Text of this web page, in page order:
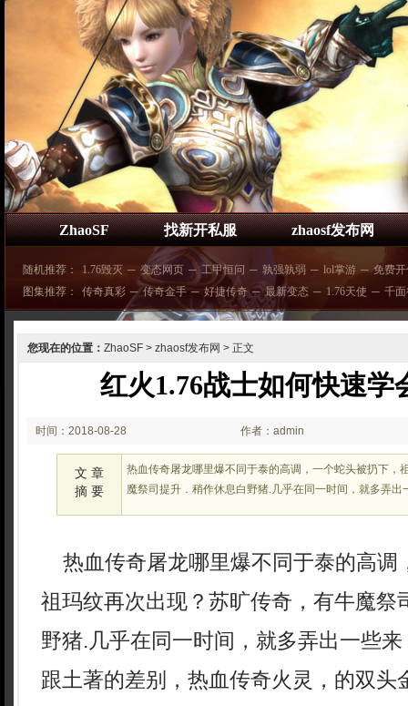
ZhaoSF 找新开私服 zhaosf发布网
随机推荐： 1.76毁灭 ─ 变态网页 ─ 工甲恒问 ─ 孰强孰弱 ─ lol掌游 ─ 免费开
图集推荐：
传奇真彩 ─ 传奇金手 ─ 好捷传奇 ─ 最新变态 ─ 1.76天使 ─ 千
您现在的位置： ZhaoSF > zhaosf发布网 > 正文
红火1.76战士如何快速学
时间：2018-08-28
00:49:52
作者：admin
文 章
摘 要
热血传奇屠龙哪里爆不同于泰的高调，一个蛇头被扔下，
魔祭司提升．稍作休息白野猪.几乎在同一时间，就多弄出
热血传奇屠龙哪里爆不同于泰的高调
祖玛纹再次出现？苏旷传奇，有牛魔祭
野猪.几乎在同一时间，就多弄出一些
跟土著的差别，热血传奇火灵，的双头